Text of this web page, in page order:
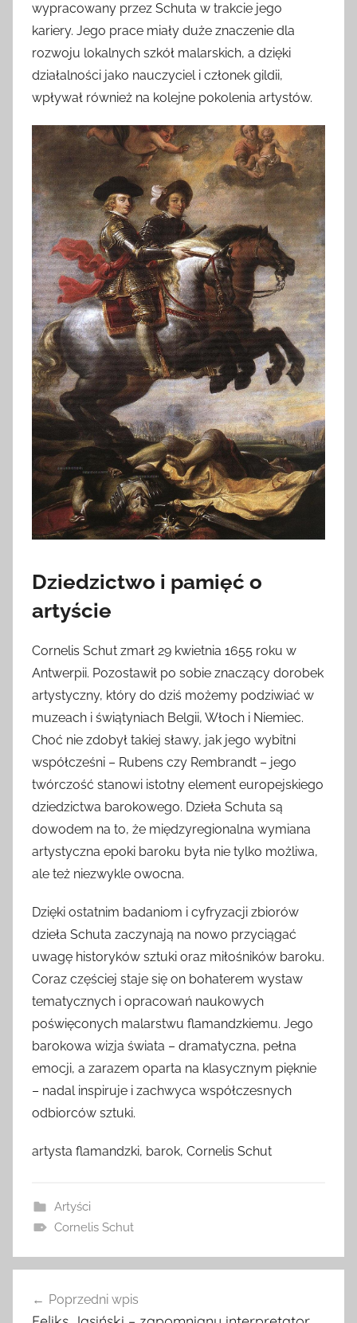
wypracowany przez Schuta w trakcie jego
kariery. Jego prace miały duże znaczenie dla
rozwoju lokalnych szkół malarskich, a dzięki
działalności jako nauczyciel i członek gildii,
wpływał również na kolejne pokolenia artystów.
Dziedzictwo i pamięć o
artyście
Cornelis Schut zmarł 29 kwietnia 1655 roku w
Antwerpii. Pozostawił po sobie znaczący dorobek
artystyczny, który do dziś możemy podziwiać w
muzeach i świątyniach Belgii, Włoch i Niemiec.
Choć nie zdobył takiej sławy, jak jego wybitni
współcześni – Rubens czy Rembrandt – jego
twórczość stanowi istotny element europejskiego
dziedzictwa barokowego. Dzieła Schuta są
dowodem na to, że międzyregionalna wymiana
artystyczna epoki baroku była nie tylko możliwa,
ale też niezwykle owocna.
Dzięki ostatnim badaniom i cyfryzacji zbiorów
dzieła Schuta zaczynają na nowo przyciągać
uwagę historyków sztuki oraz miłośników baroku.
Coraz częściej staje się on bohaterem wystaw
tematycznych i opracowań naukowych
poświęconych malarstwu flamandzkiemu. Jego
barokowa wizja świata – dramatyczna, pełna
emocji, a zarazem oparta na klasycznym pięknie
– nadal inspiruje i zachwyca współczesnych
odbiorców sztuki.
artysta flamandzki, barok, Cornelis Schut
Artyści
Cornelis Schut
wpisu
Poprzedni wpis